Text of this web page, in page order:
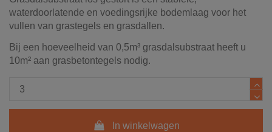
waterdoorlatende en voedingsrijke bodemlaag voor het
vullen van grastegels en grasdallen.
Bij een hoeveelheid van 0,5m³ grasdalsubstraat heeft u
10m² aan grasbetontegels nodig.
In winkelwagen